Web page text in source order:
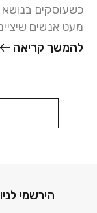
כשעוסקים בנושא
מעט אנשים
עצמו, ואפשר
להמשך קריאה
הירשמי
דוא׳׳ל